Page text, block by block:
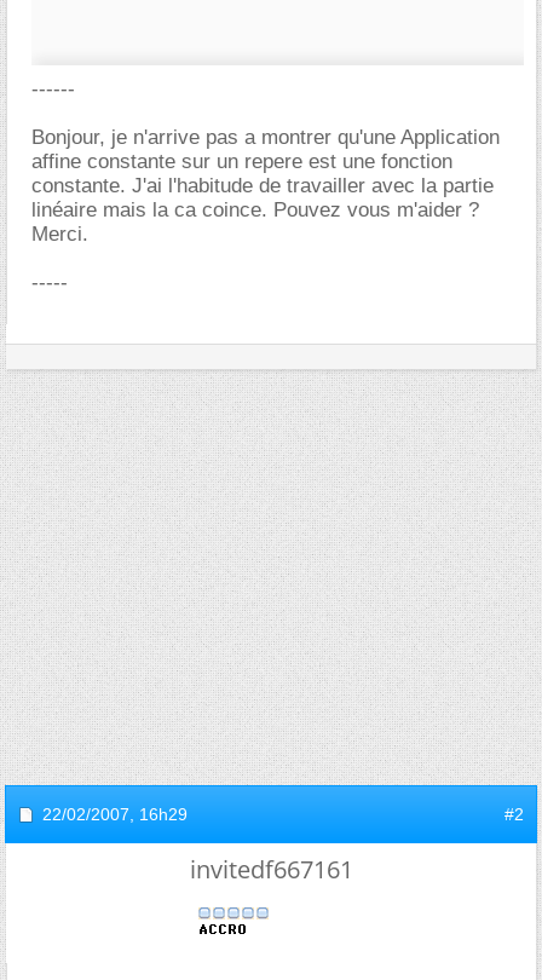
------
Bonjour, je n'arrive pas a montrer qu'une Application
affine constante sur un repere est une fonction
constante. J'ai l'habitude de travailler avec la partie
linéaire mais la ca coince. Pouvez vous m'aider ?
Merci.
-----
22/02/2007, 16h29 #2
invitedf667161